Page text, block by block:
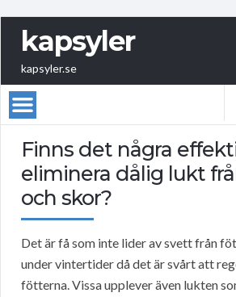
kapsyler
kapsyler.se
Finns det några
eliminera dålig lukt
och skor?
Det är få som inte lider av svett från
under vintertider då det är svårt att
fötterna. Vissa upplever även lukten